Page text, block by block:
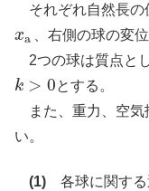
それぞれ自然長の
xa
xa 、右側の球の変
2つの球は質点と
k > 0
k>0
とする。
また、重力、空気
い。
(1) 各球に関する